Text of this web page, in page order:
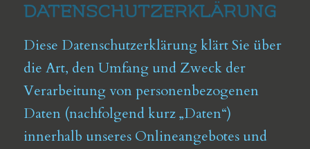
DATENSCHUTZERKLÄRUNG
Diese Datenschutzerklärung klärt Sie über
die Art, den Umfang und Zweck der
Verarbeitung von personenbezogenen
Daten (nachfolgend kurz „Daten“)
innerhalb unseres Onlineangebotes und